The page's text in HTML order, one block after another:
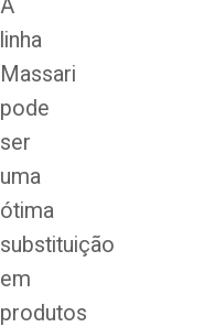
A
linha
Massari
pode
ser
uma
ótima
substituição
em
produtos